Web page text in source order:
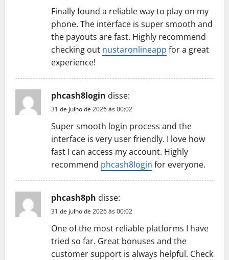
Finally found a reliable way to play on my
phone. The interface is super smooth and
the payouts are fast. Highly recommend
checking out nustaronlineapp for a great
experience!
phcash8login disse:
31 de julho de 2026 às 00:02
Super smooth login process and the
interface is very user friendly. I love how
fast I can access my account. Highly
recommend phcash8login for everyone.
phcash8ph disse:
31 de julho de 2026 às 00:02
One of the most reliable platforms I have
tried so far. Great bonuses and the
customer support is always helpful. Check